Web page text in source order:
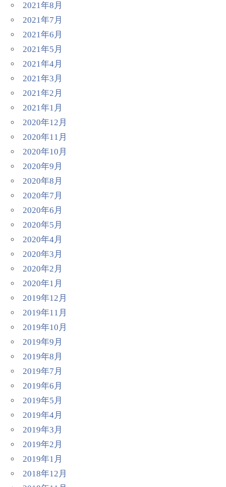
2021年8月
2021年7月
2021年6月
2021年5月
2021年4月
2021年3月
2021年2月
2021年1月
2020年12月
2020年11月
2020年10月
2020年9月
2020年8月
2020年7月
2020年6月
2020年5月
2020年4月
2020年3月
2020年2月
2020年1月
2019年12月
2019年11月
2019年10月
2019年9月
2019年8月
2019年7月
2019年6月
2019年5月
2019年4月
2019年3月
2019年2月
2019年1月
2018年12月